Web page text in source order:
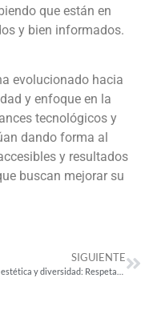
que están en
y bien informados.
evolucionado hacia
y enfoque en la
tecnológicos y
dando forma al
y resultados
buscan mejorar su
SIGUIENTE